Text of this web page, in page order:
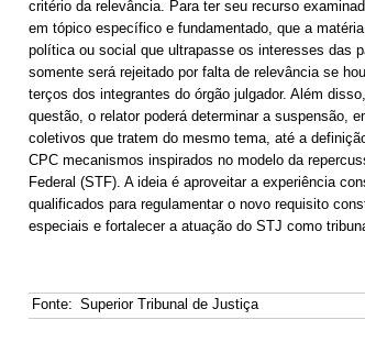
critério da relevância. Para ter seu recurso
em tópico específico e fundamentado, que a
política ou social que ultrapasse os interesses das
somente será rejeitado por falta de relevância se
terços dos integrantes do órgão julgador. Além
questão, o relator poderá determinar a suspensão,
coletivos que tratem do mesmo tema, até a
CPC mecanismos inspirados no modelo da
Federal (STF). A ideia é aproveitar a experiência
qualificados para regulamentar o novo requisito
especiais e fortalecer a atuação do STJ como
Fonte: Superior Tribunal de Justiça